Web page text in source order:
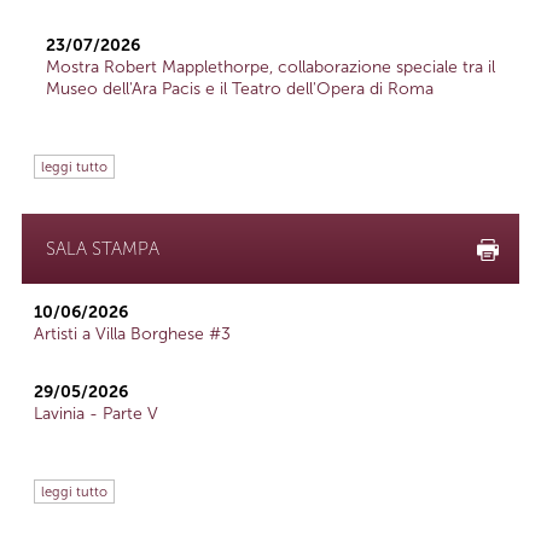
23/07/2026
Mostra Robert Mapplethorpe, collaborazione speciale tra il
Museo dell'Ara Pacis e il Teatro dell'Opera di Roma
leggi tutto
SALA STAMPA
10/06/2026
Artisti a Villa Borghese #3
29/05/2026
Lavinia - Parte V
leggi tutto